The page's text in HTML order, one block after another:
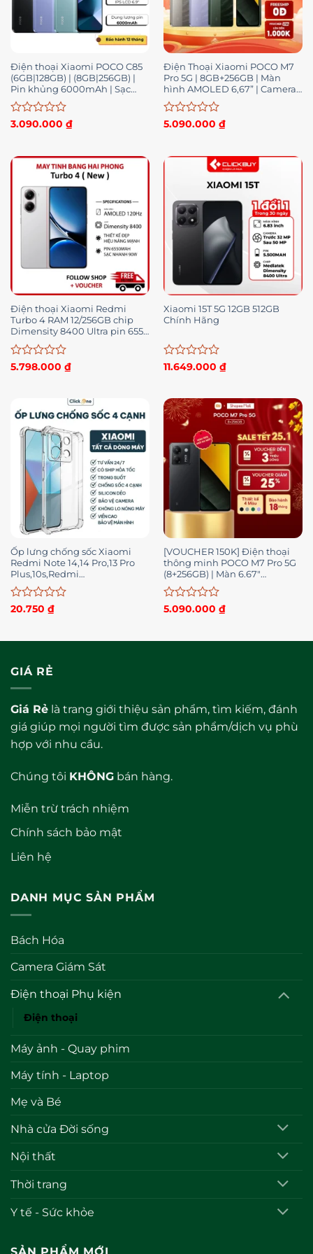
Điện thoại Xiaomi POCO C85
(6GB|128GB) | (8GB|256GB) |
Pin khủng 6000mAh | Sạc
nhanh 33W- Hàng chính hãng
– BH 12 tháng
Được
0
3.090.000 ₫
Điện Thoại Xiaomi POCO M7
Pro 5G | 8GB+256GB | Màn
hình AMOLED 6,67” | Camera
Chính 50 MP | BH 18 Tháng
Được
0
5.090.000 ₫
Điện thoại Xiaomi Redmi
Turbo 4 RAM 12/256GB chip
Dimensity 8400 Ultra pin 6550
mAh hỗ trợ sạc nhanh 90W
Được
5
sao
5.798.000 ₫
Xiaomi 15T 5G 12GB 512GB
Chính Hãng
Được
0
5
sao
11.649.000 ₫
Ốp lưng chống sốc Xiaomi
Redmi Note 14,14 Pro,13 Pro
Plus,10s,Redmi
14C,13C,12C,10A,10C,9A,9C,9T,K40,K40
Gaming,K50,K70
Được
0
20.750 ₫
[VOUCHER 150K] Điện thoại
thông minh POCO M7 Pro 5G
(8+256GB) | Màn 6.67″
AMOLED FHD+ | Camera
50MP | MD 7025-Ultra
Được
0
5.090.000 ₫
GIÁ RẺ
Giá Rẻ là trang giới thiệu sản phẩm, tìm kiếm, đánh
giá giúp mọi người tìm được sản phẩm/dịch vụ phù
hợp với nhu cầu.
Chúng tôi KHÔNG bán hàng.
Miễn trừ trách nhiệm
Chính sách bảo mật
Liên hệ
DANH MỤC SẢN PHẨM
Bách Hóa
Camera Giám Sát
Điện thoại Phụ kiện
Điện thoại
Máy ảnh - Quay phim
Máy tính - Laptop
Mẹ và Bé
Nhà cửa Đời sống
Nội thất
Thời trang
Y tế - Sức khỏe